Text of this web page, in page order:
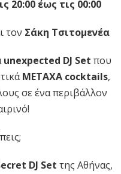
20:00 έως τις 00:00
τον Σάκη Τσιτομενέα
unexpected DJ Set που
METAXA cocktails,
σε ένα περιβάλλον
DJ Set της Αθήνας,